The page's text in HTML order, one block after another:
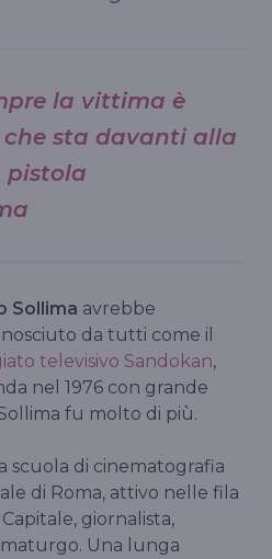
la vittima è
sta davanti alla
pistola
Sollima avrebbe
da tutti come il
televisivo Sandokan,
nel 1976 con grande
fu molto di più.
scuola di cinematografia
di Roma, attivo nelle fila
giornalista,
Una lunga